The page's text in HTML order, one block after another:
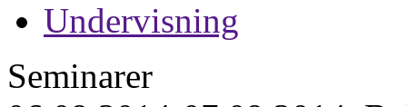
Undervisning
Seminarer